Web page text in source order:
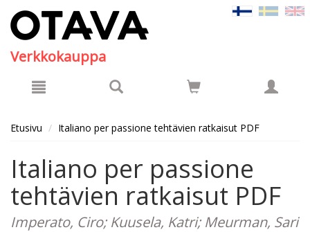
Verkkokauppa
Etusivu Italiano per passione tehtävien ratkaisut PDF
Italiano per passione
tehtävien ratkaisut PDF
Imperato, Ciro; Kuusela, Katri; Meurman, Sari